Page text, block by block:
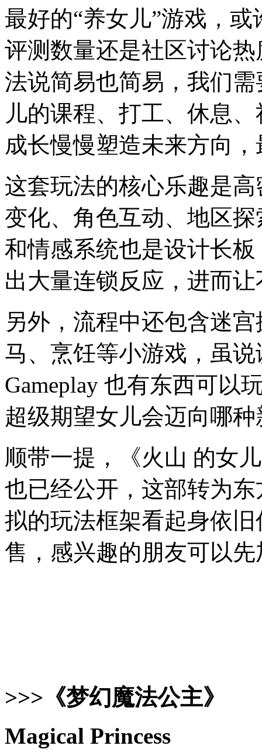
最好的“养女儿”游戏，
评测数量还是社区讨论
法说简易也简易，我们
儿的课程、打工、休息、
成长慢慢塑造未来方向
这套玩法的核心乐趣是
变化、角色互动、地区
和情感系统也是设计长
出大量连锁反应，进而
另外，流程中还包含迷
马、烹饪等小游戏，虽
Gameplay 也有东西可以
超级期望女儿会迈向哪
顺带一提，《火山 的女
也已经公开，这部转为
拟的玩法框架看起身依
售，感兴趣的朋友可以
>>>《梦幻魔法公主》
Magical Princess